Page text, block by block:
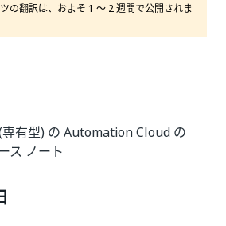
の翻訳は、およそ 1 ～ 2 週間で公開されま
有型) の Automation Cloud の
ス ノート